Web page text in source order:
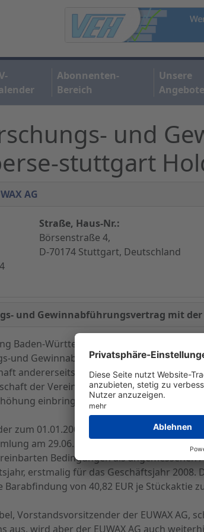
Abonnenten-
Bereich
Unsere
Angebote
und
stuttgart
AG
Straße, Haus-Nr.:
Börsenstraße 4,
D-70174 Stuttgart, Deutschland
und Gewinnabführungsvertrag mit
Baden-Württembergische
und Gewinnabführungsvertrag zwischen
andererseits zu schließen. Bei der
der Vereinigung, in die die
einbringen möchte.
zum 01.01.2008 in Kraft treten soll,
am 29.06.2007 Beschluss fassen.
Bedingungen als angemessenen
erstmalig für das Geschäftsjahr
Barabfindung von 40,82 EUR je Stückaktie
Vorstandsvorsitzender der EUWAX AG,
aus, wird aber der EUWAX AG auch